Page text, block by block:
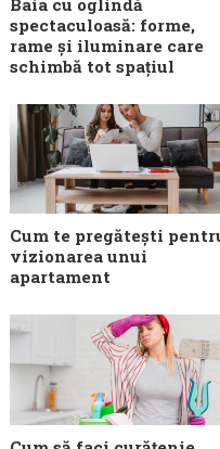
spectaculoasă: forme,
rame și iluminare care
schimbă tot spațiul
Cum te pregătești
vizionarea unui
apartament